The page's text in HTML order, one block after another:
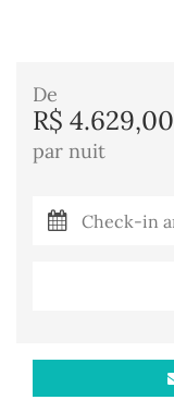
De
R$ 4.629,00
par nuit